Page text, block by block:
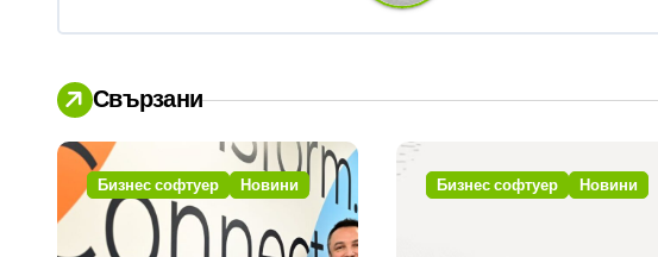
а
ц
и
я
Свързани
Бизнес софтуер Новини Бизнес софтуер Новини